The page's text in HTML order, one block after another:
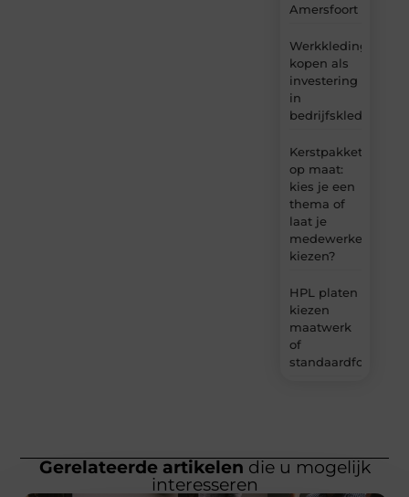
Amersfoort
Werkkleding
kopen als
investering
in
bedrijfskleding
Kerstpakket
op maat:
kies je een
thema of
laat je
medewerkers
kiezen?
HPL platen
kiezen
maatwerk
of
standaardformaat
Gerelateerde artikelen die u mogelijk
interesseren